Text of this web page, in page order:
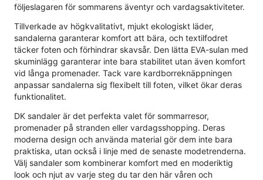
följeslagaren för sommarens äventyr och vardagsaktiviteter.
Tillverkade av högkvalitativt, mjukt ekologiskt läder,
sandalerna garanterar komfort att bära, och textilfodret
täcker foten och förhindrar skavsår. Den lätta EVA-sulan med
skuminlägg garanterar inte bara stabilitet utan även komfort
vid långa promenader. Tack vare kardborreknäppningen
anpassar sandalerna sig flexibelt till foten, vilket ökar deras
funktionalitet.
DK sandaler är det perfekta valet för sommarresor,
promenader på stranden eller vardagsshopping. Deras
moderna design och använda material gör dem inte bara
praktiska, utan också i linje med de senaste modetrenderna.
Välj sandaler som kombinerar komfort med en moderiktig
look och njut av varje steg du tar den här våren och